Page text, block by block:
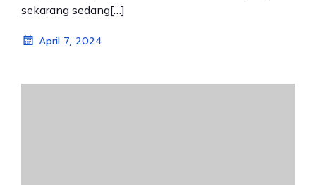
sekarang sedang[…]
April 7, 2024